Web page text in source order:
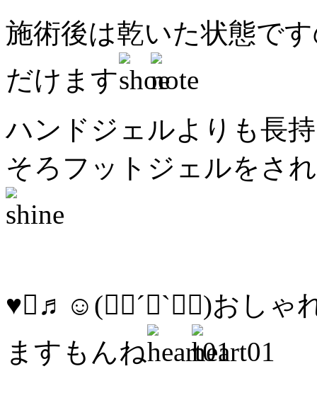
施術後は乾いた状態で
だけます
ハンドジェルよりも長
そろフットジェルをさ
♥♡♬☺(✿ฺ´∀`✿ฺ)おしゃ
ますもんね